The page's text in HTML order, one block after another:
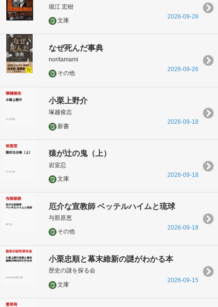
堀江 宏樹
文庫
2026-09-28
なぜ死んだ事典
noritamami
その他
2026-09-26
小栗上野介
塚越俊志
新書
2026-09-18
猿が辻の鬼（上）
岩室忍
文庫
2026-09-18
厄介な宣教師 ベッテルハイムと琉球
与那原恵
その他
2026-09-18
小栗忠順と幕末維新の謎がわかる本
歴史の謎を探る会
文庫
2026-09-15